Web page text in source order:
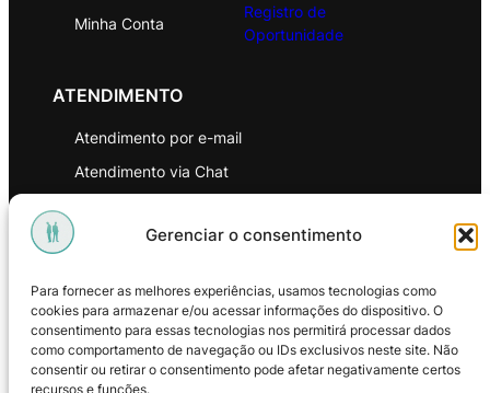
Gerenciar o consentimento
Para fornecer as melhores experiências, usamos tecnologias como
cookies para armazenar e/ou acessar informações do dispositivo. O
consentimento para essas tecnologias nos permitirá processar dados
como comportamento de navegação ou IDs exclusivos neste site. Não
consentir ou retirar o consentimento pode afetar negativamente certos
recursos e funções.
Minha Conta
Registro de
Oportunidade
ATENDIMENTO
Atendimento por e-mail
Atendimento via Chat
Política de Privacidade
Política de Troca e Devoluções
Política de Reembolso